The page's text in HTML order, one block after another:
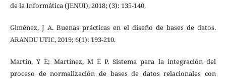
de la Informática (JENUI), 2018; (3): 135-140.
Giménez, J A. Buenas prácticas en el diseño de bases de datos.
ARANDU UTIC, 2019; 6(1): 193-210.
Martín, Y E; Martínez, M E P. Sistema para la integración del
proceso de normalización de bases de datos relacionales con